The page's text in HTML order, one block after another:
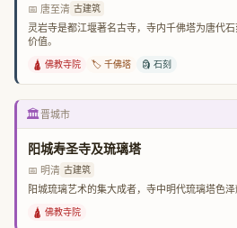
📅 唐至清 古建筑
灵岩寺是都江堰著名古寺，寺内千佛塔为唐代
价值。
🛕 佛教寺院 🏷️ 千佛塔 🗿 石刻
🏛️晋城市
阳城寿圣寺及琉璃塔
📅 明清 古建筑
阳城琉璃艺术的集大成者，寺中明代琉璃塔色泽
🛕 佛教寺院